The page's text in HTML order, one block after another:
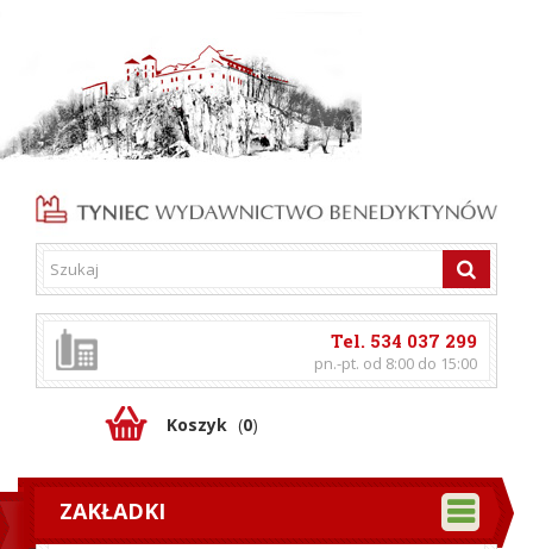
Tel. 534 037 299
pn.-pt. od 8:00 do 15:00
Koszyk (0)
ZAKŁADKI